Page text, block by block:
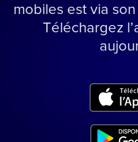
mobiles est via
Téléchargez